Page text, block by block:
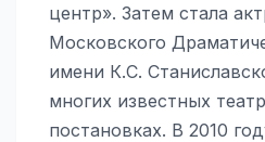
центр». Затем стала
Московского
имени К.С.
многих известных
постановках. В 2010